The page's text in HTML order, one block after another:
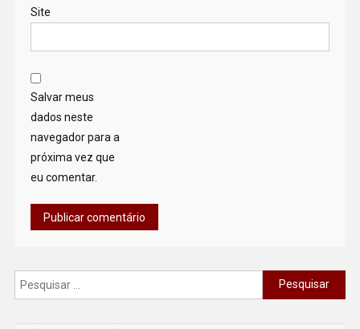
Site
Salvar meus
dados neste
navegador para a
próxima vez que
eu comentar.
Pesquisar
por: